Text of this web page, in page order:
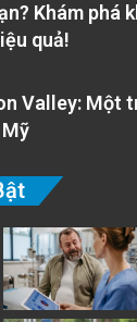
Khám phá
quả!
Valley: Một